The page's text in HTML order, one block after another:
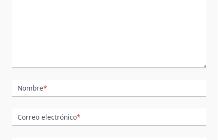
Nombre*
Correo electrónico*